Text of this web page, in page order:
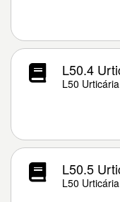
L50.4
L50 Urticária
L50.5
L50 Urticária